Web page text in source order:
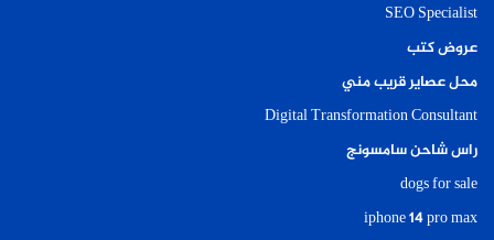
SEO Specialist
عروض كتب
محل عصاير قريب مني
Digital Transformation Consultant
راس شاحن سامسونج
dogs for sale
iphone 14 pro max